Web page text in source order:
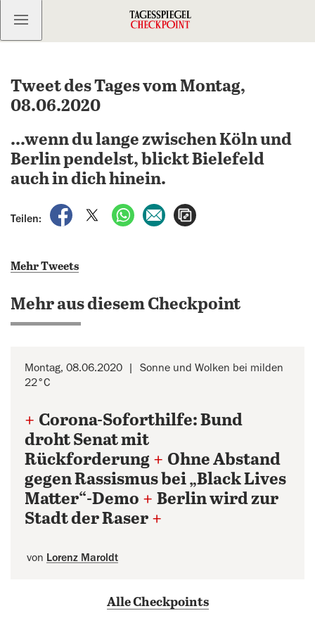
Kostenlos anmelden
Tweet des Tages vom Montag,
08.06.2020
...wenn du lange zwischen Köln und
Berlin pendelst, blickt Bielefeld
auch in dich hinein.
Teilen:
auf Facebook teilen
auf X teilenper WhatsApp teilen
per E-Mail teilen
Mehr Tweets
Mehr aus diesem Checkpoint
Montag, 08.06.2020
Sonne und Wolken bei milden
22°C
+ Corona-Soforthilfe: Bund
droht Senat mit
Rückforderung + Ohne Abstand
gegen Rassismus bei „Black Lives
Matter“-Demo + Berlin wird zur
Stadt der Raser +
von Lorenz Maroldt
Alle Checkpoints